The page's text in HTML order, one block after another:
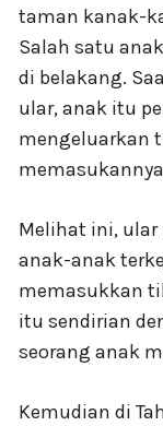
taman kanak-
Salah satu
di belakang.
ular, anak itu
mengeluarkan
Melihat ini,
anak-anak
memasukkan
itu sendirian
seorang anak
Kemudian di